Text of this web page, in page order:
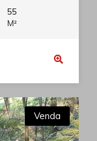
55
M²
Venda